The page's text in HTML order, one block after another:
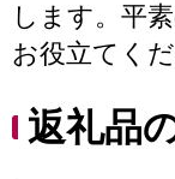
します。平
お役立てくだ
返礼品